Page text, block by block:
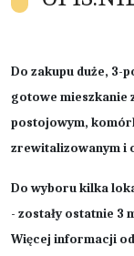
Do zakupu duże, 3-
gotowe mieszkanie
postojowym,
zrewitalizowanym i
Do wyboru kilka
- zostały ostatnie 3
Więcej informacji